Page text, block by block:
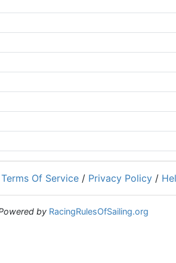
Terms Of Service / Privacy Policy /
by RacingRulesOfSailing.org